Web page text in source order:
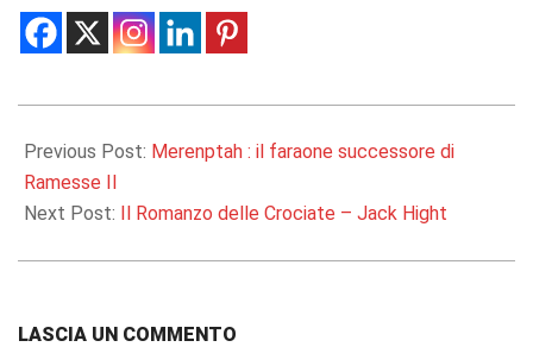
03-
05
Previous Post: Merenptah : il faraone successore di
Ramesse II
Next Post: Il Romanzo delle Crociate – Jack Hight
LASCIA UN COMMENTO